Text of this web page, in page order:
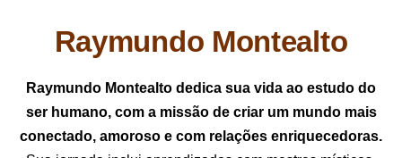
Raymundo Montealto
Raymundo Montealto dedica sua vida ao estudo do
ser humano, com a missão de criar um mundo mais
conectado, amoroso e com relações enriquecedoras.